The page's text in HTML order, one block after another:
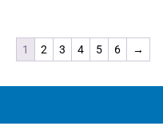
1 2 3 4 5 6 →